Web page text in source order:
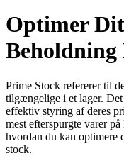
Optimer
Beholdning
Prime Stock refererer til
tilgængelige i et lager.
effektiv styring af deres
mest efterspurgte varer
hvordan du kan optimere
stock.